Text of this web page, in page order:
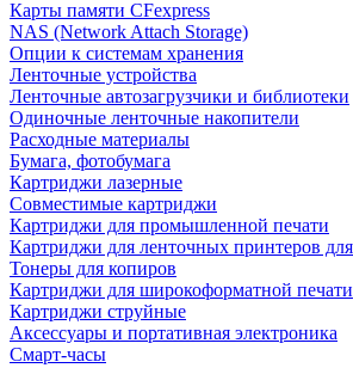
Карты памяти CFexpress
NAS (Network Attach Storage)
Опции к системам хранения
Ленточные устройства
Ленточные автозагрузчики и библиотеки
Одиночные ленточные накопители
Расходные материалы
Бумага, фотобумага
Картриджи лазерные
Совместимые картриджи
Картриджи для промышленной печати
Картриджи для ленточных принтеров
Тонеры для копиров
Картриджи для широкоформатной печати
Картриджи струйные
Аксессуары и портативная электроника
Смарт-часы